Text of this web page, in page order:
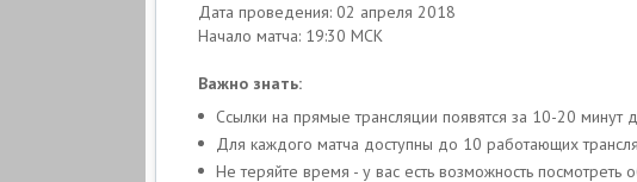
Дата проведения: 02 апреля 2018
Начало матча: 19:30 МСК
Важно знать:
Ссылки на прямые трансляции появятся за 10-20 минут
Для каждого матча доступны до 10 работающих
Не теряйте время - у вас есть возможность